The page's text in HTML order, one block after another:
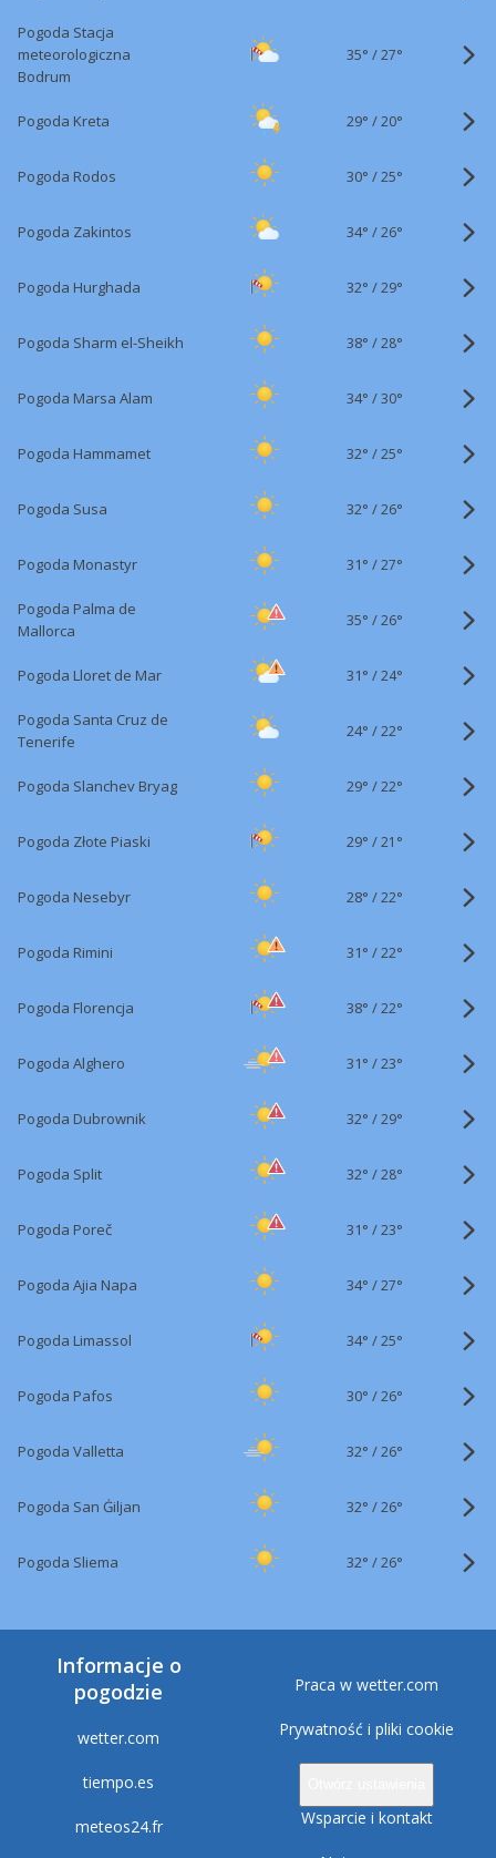
Pogoda Stacja
meteorologiczna
Bodrum
35° /27°
Pogoda Kreta 29° /20°
Pogoda Rodos 30° /25°
Pogoda Zakintos 34° /26°
Pogoda Hurghada 32° /29°
Pogoda Sharm el-Sheikh 38° /28°
Pogoda Marsa Alam 34° /30°
Pogoda Hammamet 32° /25°
Pogoda Susa 32° /26°
Pogoda Monastyr 31° /27°
Pogoda Palma de
Mallorca
35° /26°
Pogoda Lloret de Mar 31° /24°
Pogoda Santa Cruz de
Tenerife
24° /22°
Pogoda Slanchev Bryag 29° /22°
Pogoda Złote Piaski 29° /21°
Pogoda Nesebyr 28° /22°
Pogoda Rimini 31° /22°
Pogoda Florencja 38° /22°
Pogoda Alghero 31° /23°
Pogoda Dubrownik 32° /29°
Pogoda Split 32° /28°
Pogoda Poreč 31° /23°
Pogoda Ajia Napa 34° /27°
Pogoda Limassol 34° /25°
Pogoda Pafos 30° /26°
Pogoda Valletta 32° /26°
Pogoda San Ġiljan 32° /26°
Pogoda Sliema 32° /26°
Informacje o
pogodzie
wetter.com
tiempo.es
meteos24.fr
Praca w wetter.com
Prywatność i pliki cookie
Wsparcie i kontakt